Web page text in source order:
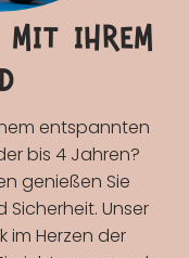
ihrem
entspannten
bis 4 Jahren?
genießen Sie
Unser
im Herzen der